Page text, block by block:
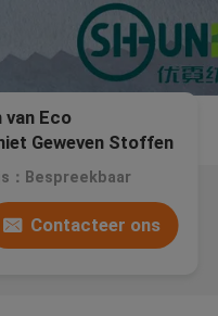
van Eco
Geweven Stoffen
：Bespreekbaar
Contacteer ons